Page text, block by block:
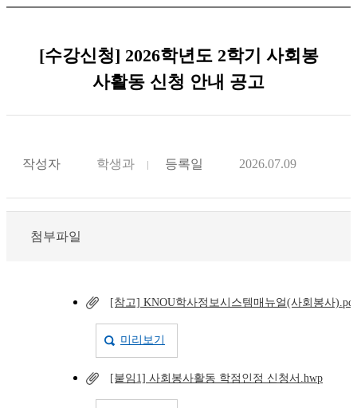
[수강신청] 2026학년도 2학기 사회봉
사활동 신청 안내 공고
작성자 학생과 등록일 2026.07.09
첨부파일
[참고] KNOU학사정보시스템매뉴얼(사회봉사).pdf
미리보기
[붙임1] 사회봉사활동 학점인정 신청서.hwp